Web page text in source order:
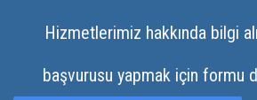
Hizmetlerimiz hakkında bilgi
başvurusu yapmak için formu